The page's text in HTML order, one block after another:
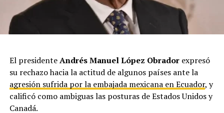
El presidenteAndrés Manuel López Obradorexpresó
su rechazo hacia la actitud de algunos países ante la
agresión sufrida por la embajada mexicana en Ecuador, y
calificó como ambiguas las posturas de Estados Unidos y
Canadá.